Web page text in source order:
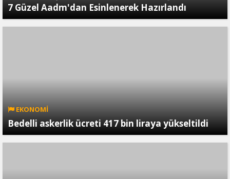
7 Güzel Aadm'dan Esinlenerek Hazırlandı
EKONOMİ
Bedelli askerlik ücreti 417 bin liraya yükseltildi